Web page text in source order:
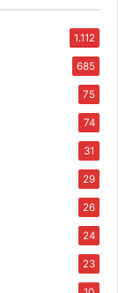
1.112
685
75
74
31
29
26
24
23